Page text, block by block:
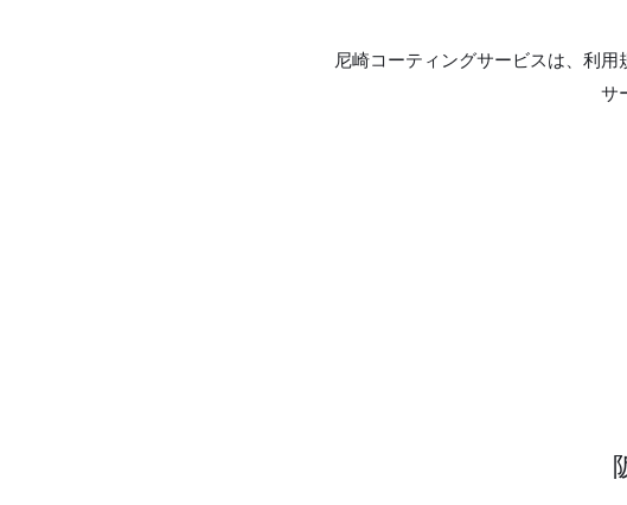
尼崎コーティングサービスは、利
サ